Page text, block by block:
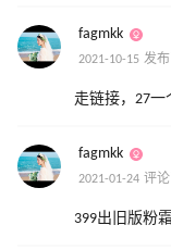
fagmkk
2021-10-15 发布
走链接，27一
fagmkk
2021-01-24 评论
399出旧版粉